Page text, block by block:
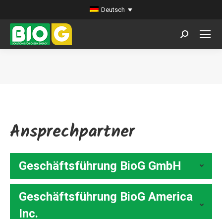
Deutsch
Search:
Ansprechpartner
Geschäftsführung BioG GmbH
Geschäftsführung BioG America
Inc.